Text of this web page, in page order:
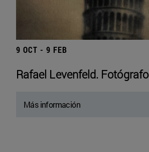
9 OCT - 9 FEB
Rafael Levenfeld. Fotógrafo
Más información